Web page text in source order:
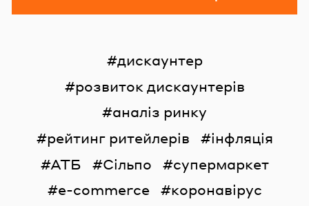
дискаунтер
розвиток дискаунтерів
аналіз ринку
рейтинг ритейлерів
інфляція
АТБ
Сільпо
супермаркет
e-commerce
коронавірус